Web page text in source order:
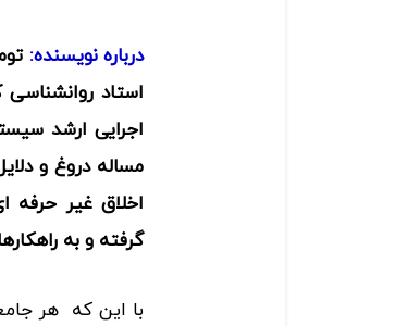
درباره نویسنده:
استاد
مساله دروغ و
اخلاق غیر حرفه
گرفته و به
با این که هر